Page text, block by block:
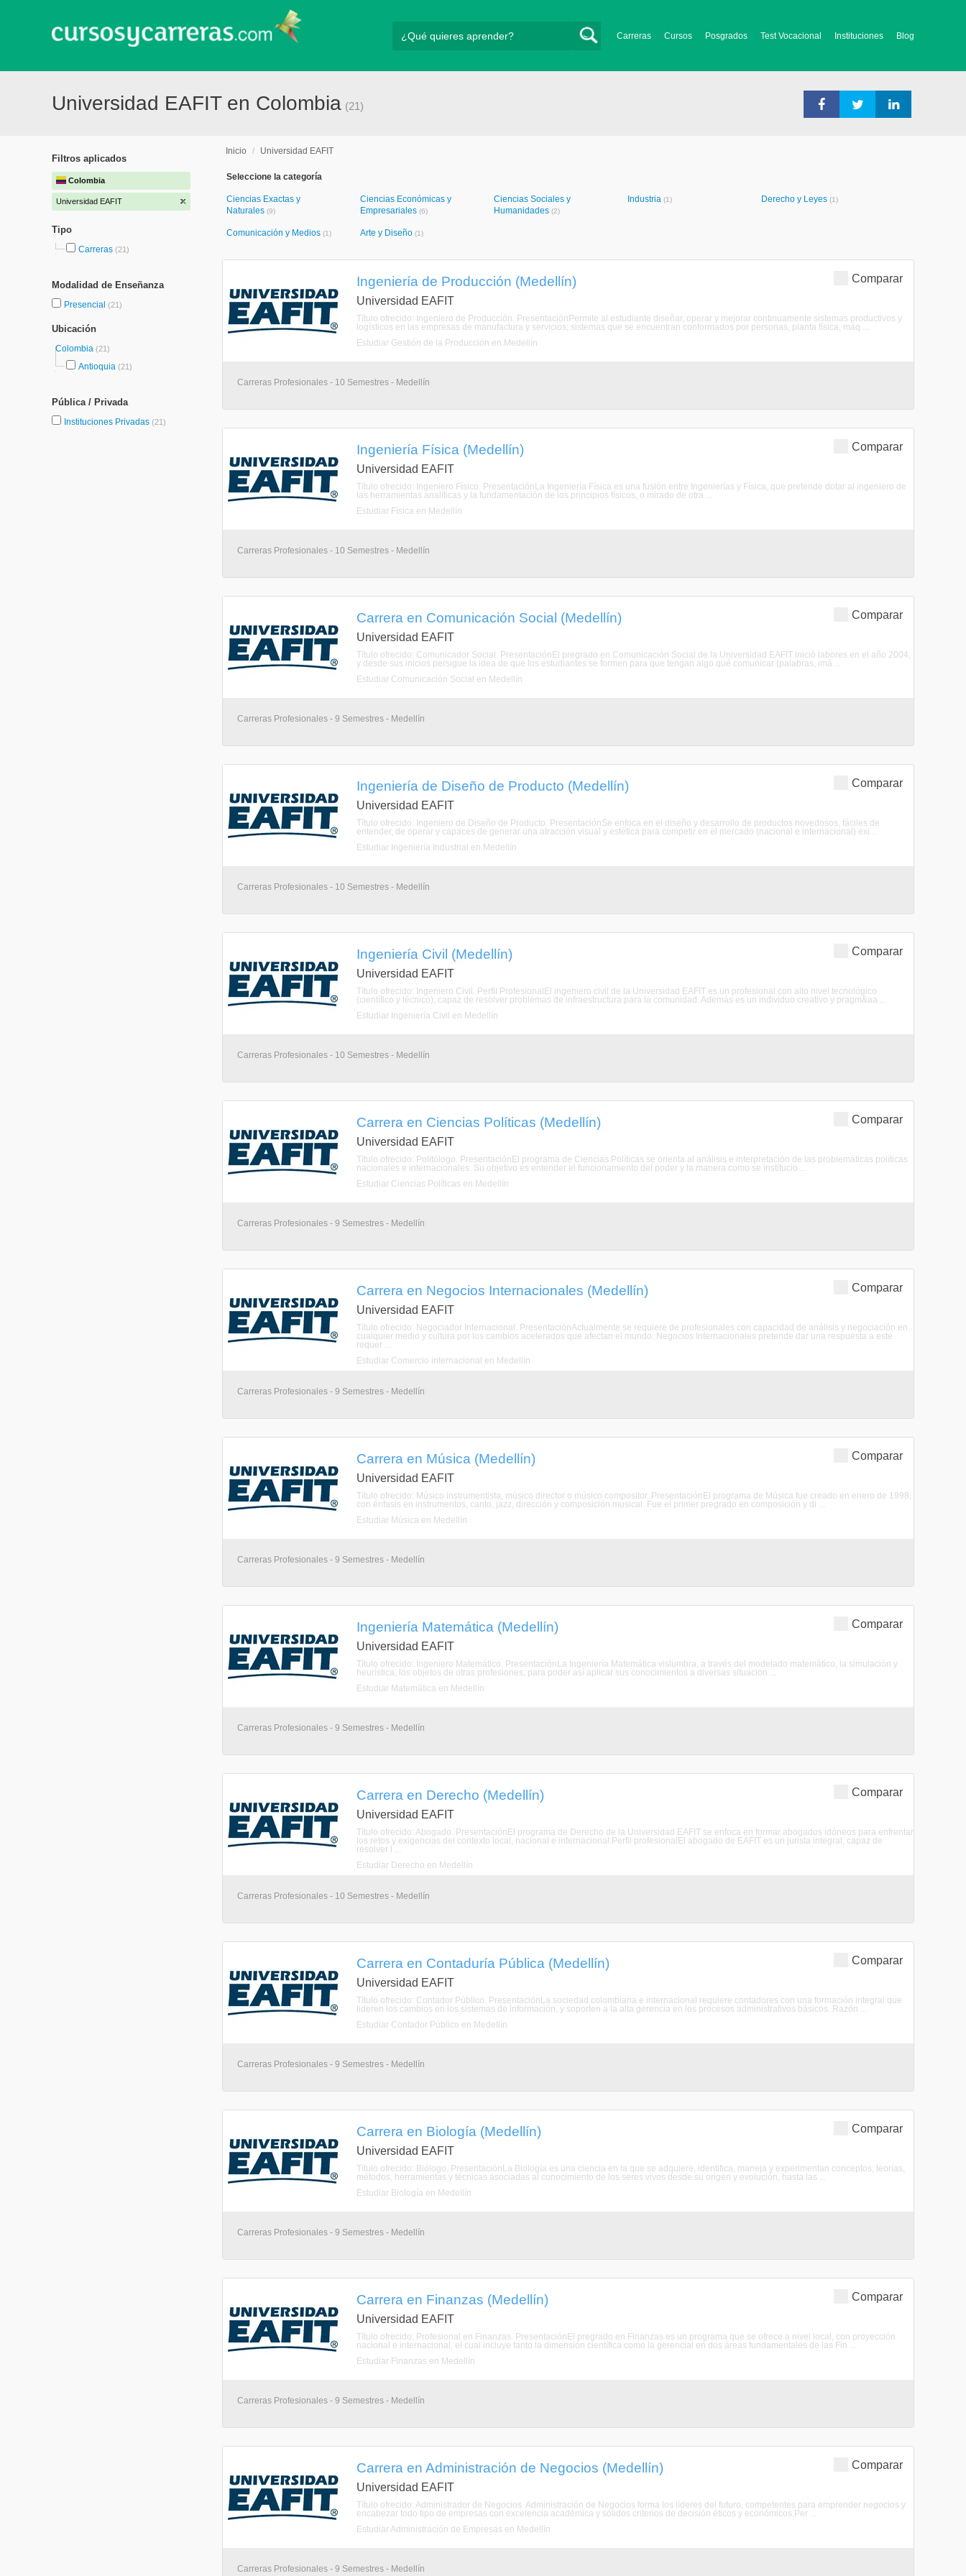
Carreras Cursos Posgrados Test Vocacional Instituciones Blog
Universidad EAFIT en Colombia (21)
Filtros aplicados
Colombia
Universidad EAFIT
Tipo
Carreras (21)
Modalidad de Enseñanza
Presencial (21)
Ubicación
Colombia (21)
Antioquia (21)
Pública / Privada
Instituciones Privadas (21)
Inicio / Universidad EAFIT
Seleccione la categoría
Ciencias Exactas y
Naturales (9)
Ciencias Económicas y
Empresariales (6)
Ciencias Sociales y
Humanidades (2)
Industria (1) Derecho y Leyes (1)
Comunicación y Medios (1) Arte y Diseño (1)
Comparar
Ingeniería de Producción (Medellín)
Universidad EAFIT
Título ofrecido: Ingeniero de Producción. PresentaciónPermite al estudiante diseñar, operar y mejorar continuamente sistemas productivos y
logísticos en las empresas de manufactura y servicios; sistemas que se encuentran conformados por personas, planta física, máq ...
Estudiar Gestión de la Producción en Medellín
Carreras Profesionales - 10 Semestres - Medellín
Comparar
Ingeniería Física (Medellín)
Universidad EAFIT
Título ofrecido: Ingeniero Físico. PresentaciónLa Ingeniería Física es una fusión entre Ingenierías y Física, que pretende dotar al ingeniero de
las herramientas analíticas y la fundamentación de los principios físicos, o mirado de otra ...
Estudiar Física en Medellín
Carreras Profesionales - 10 Semestres - Medellín
Comparar
Carrera en Comunicación Social (Medellín)
Universidad EAFIT
Título ofrecido: Comunicador Social. PresentaciónEl pregrado en Comunicación Social de la Universidad EAFIT inició labores en el año 2004,
y desde sus inicios persigue la idea de que los estudiantes se formen para que tengan algo qué comunicar (palabras, imá ...
Estudiar Comunicación Social en Medellín
Carreras Profesionales - 9 Semestres - Medellín
Comparar
Ingeniería de Diseño de Producto (Medellín)
Universidad EAFIT
Título ofrecido: Ingeniero de Diseño de Producto​. PresentaciónSe enfoca en el diseño y desarrollo de productos novedosos, fáciles de
entender, de operar y capaces de generar una atracción visual y estética para competir en el mercado (nacional e internacional) exi ...
Estudiar Ingeniería Industrial en Medellín
Carreras Profesionales - 10 Semestres - Medellín
Comparar
Ingeniería Civil (Medellín)
Universidad EAFIT
Título ofrecido: Ingeniero Civil. Perfil ProfesionalEl ingeniero civil de la Universidad EAFIT es un profesional con alto nivel tecnológico
(científico y técnico), capaz de resolver problemas de infraestructura para la comunidad. Además es un individuo creativo y pragm&aa ...
Estudiar Ingeniería Civil en Medellín
Carreras Profesionales - 10 Semestres - Medellín
Comparar
Carrera en Ciencias Políticas (Medellín)
Universidad EAFIT
Título ofrecido: Politólogo. PresentaciónEl programa de Ciencias Políticas se orienta al análisis e interpretación de las problemáticas políticas
nacionales e internacionales. Su objetivo es entender el funcionamiento del poder y la manera como se institucio ...
Estudiar Ciencias Políticas en Medellín
Carreras Profesionales - 9 Semestres - Medellín
Comparar
Carrera en Negocios Internacionales (Medellín)
Universidad EAFIT
Título ofrecido: Negociador Internacional. PresentaciónActualmente se requiere de profesionales con capacidad de análisis y negociación en
cualquier medio y cultura por los cambios acelerados que afectan el mundo. Negocios Internacionales pretende dar una respuesta a este
requer ...
Estudiar Comercio internacional en Medellín
Carreras Profesionales - 9 Semestres - Medellín
Comparar
Carrera en Música (Medellín)
Universidad EAFIT
Título ofrecido: Músico instrumentista, músico director o músico compositor​. PresentaciónEl programa de Música fue creado en enero de 1998,
con énfasis en instrumentos, canto, jazz, dirección y composición musical. Fue el primer pregrado en composición y di ...
Estudiar Música en Medellín
Carreras Profesionales - 9 Semestres - Medellín
Comparar
Ingeniería Matemática (Medellín)
Universidad EAFIT
Título ofrecido: Ingeniero Matemático. PresentaciónLa Ingeniería Matemática vislumbra, a través del modelado matemático, la simulación y
heurística, los objetos de otras profesiones, para poder así aplicar sus conocimientos a diversas situacion ...
Estudiar Matemática en Medellín
Carreras Profesionales - 9 Semestres - Medellín
Comparar
Carrera en Derecho (Medellín)
Universidad EAFIT
Título ofrecido: Abogado. PresentaciónEl programa de Derecho de la Universidad EAFIT se enfoca en formar abogados idóneos para enfrentar
los retos y exigencias del contexto local, nacional e internacional.Perfil profesionalEl abogado de EAFIT es un jurista integral, capaz de
resolver l ...
Estudiar Derecho en Medellín
Carreras Profesionales - 10 Semestres - Medellín
Comparar
Carrera en Contaduría Pública (Medellín)
Universidad EAFIT
Título ofrecido: Contador Público. PresentaciónLa sociedad colombiana e internacional requiere contadores con una formación integral que
lideren los cambios en los sistemas de información, y soporten a la alta gerencia en los procesos administrativos básicos. Razón ...
Estudiar Contador Público en Medellín
Carreras Profesionales - 9 Semestres - Medellín
Comparar
Carrera en Biología (Medellín)
Universidad EAFIT
Título ofrecido: Biólogo. PresentaciónLa Biología es una ciencia en la que se adquiere, identifica, maneja y experimentan conceptos, teorías,
métodos, herramientas y técnicas asociadas al conocimiento de los seres vivos desde su origen y evolución, hasta las ...
Estudiar Biología en Medellín
Carreras Profesionales - 9 Semestres - Medellín
Comparar
Carrera en Finanzas (Medellín)
Universidad EAFIT
Título ofrecido: Profesional en Finanzas​. PresentaciónEl pregrado en Finanzas es un programa que se ofrece a nivel local, con proyección
nacional e internacional, el cual incluye tanto la dimensión científica como la gerencial en dos áreas fundamentales de las Fin ...
Estudiar Finanzas en Medellín
Carreras Profesionales - 9 Semestres - Medellín
Comparar
Carrera en Administración de Negocios (Medellín)
Universidad EAFIT
Título ofrecido: Administrador de Negocios. Administración de Negocios forma los líderes del futuro, competentes para emprender negocios y
encabezar todo tipo de empresas con excelencia académica y sólidos criterios de decisión éticos y económicos.Per ...
Estudiar Administración de Empresas en Medellín
Carreras Profesionales - 9 Semestres - Medellín